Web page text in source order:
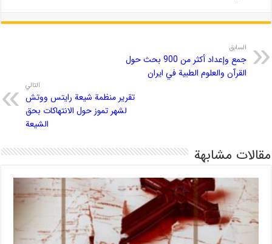
السابق
جمع وإعداد أكثر من 900 بحث حول
القرآن والعلوم الطبية في ايران
التالي
تقرير منظمة شيعة رايتس ووتش
لشهر تموز حول الانتهاكات بحق
الشيعة
مقالات مشابهة